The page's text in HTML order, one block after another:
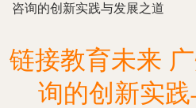
咨询的创新实践与发展之道
链接教育未来
询的创新实